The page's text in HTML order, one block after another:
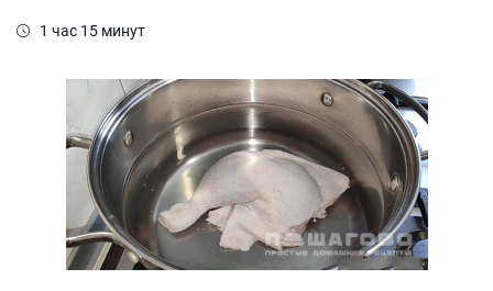
1 час 15 минут